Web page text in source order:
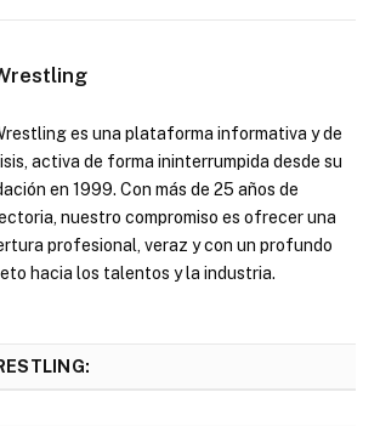
es una plataforma informativa y de
activa de forma ininterrumpida desde su
en 1999. Con más de 25 años de
nuestro compromiso es ofrecer una
profesional, veraz y con un profundo
hacia los talentos y la industria.